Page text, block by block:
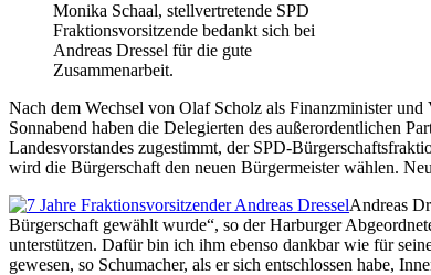
Monika Schaal, stellvertretende SPD
Fraktionsvorsitzende bedankt sich bei
Andreas Dressel für die gute
Zusammenarbeit.
Nach dem Wechsel von Olaf Scholz als Finanzminister
Sonnabend haben die Delegierten des außerordentlichen
Landesvorstandes zugestimmt, der SPD-
wird die Bürgerschaft den neuen Bürgermeister wählen.
Andreas
Bürgerschaft gewählt wurde“, so der Harburger
unterstützen. Dafür bin ich ihm ebenso dankbar wie für
gewesen, so Schumacher, als er sich entschlossen habe,